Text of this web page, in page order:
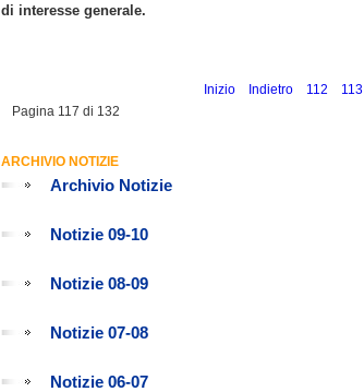
di interesse generale.
Pagina 117 di 132
Inizio Indietro 112 113
ARCHIVIO NOTIZIE
Archivio Notizie
Notizie 09-10
Notizie 08-09
Notizie 07-08
Notizie 06-07